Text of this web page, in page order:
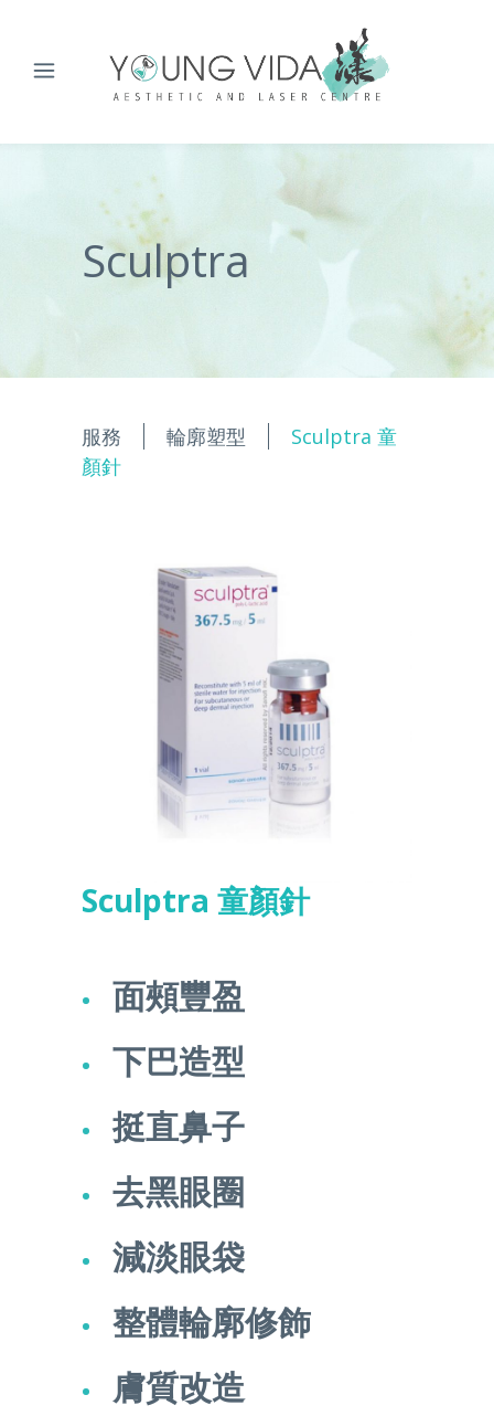
Sculptra
服務 輪廓塑型
Sculptra 童
顏針
Sculptra 童顏針
面頰豐盈
下巴造型
挺直鼻子
去黑眼圈
減淡眼袋
整體輪廓修飾
膚質改造